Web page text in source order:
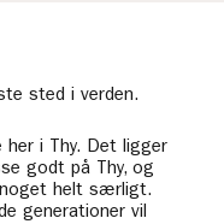
sted i verden.
her i Thy. Det ligger
godt på Thy, og
helt særligt.
generationer vil